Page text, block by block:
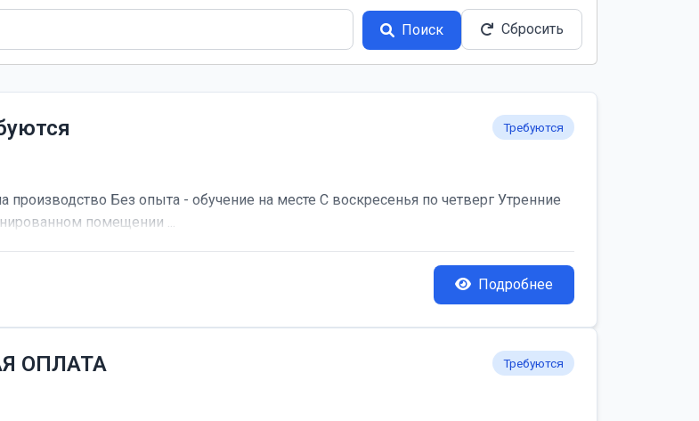
Поиск
Сбросить
Требуются
Без опыта - обучение на месте С воскресенья по четверг Утренние
помещении ...
Подробнее
ОПЛАТА Требуются